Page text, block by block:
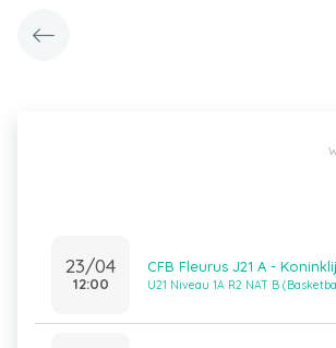
23/04
12:00
CFB Fleurus J21 A -
U21 Niveau 1A R2 NAT B